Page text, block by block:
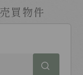
売買物件